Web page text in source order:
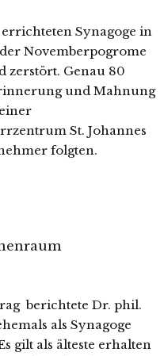
errich­te­ten Synagoge in
Novemberpogrome
zer­stört. Genau 80
und Mahnung
St. Johannes
folgten.
berich­te­te Dr. phil.
als Synagoge
gilt als ältes­te erhal­ten